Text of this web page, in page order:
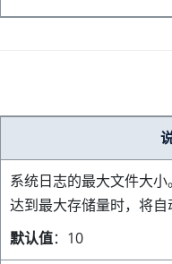
系统日志的最大文件大小
达到最大存储量时，将
默认值： 10